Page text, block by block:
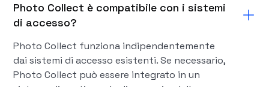
Photo Collect è compatibile con i sistemi
di accesso?
Photo Collect funziona indipendentemente
dai sistemi di accesso esistenti. Se necessario,
Photo Collect può essere integrato in un